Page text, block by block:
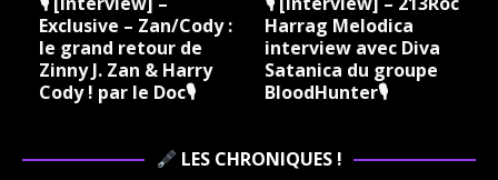
Exclusive – Zan/Cody :
le grand retour de
Zinny J. Zan & Harry
Cody ! par le Doc🎙
Harrag Melodica
interview avec Diva
Satanica du groupe
BloodHunter🎙
LES CHRONIQUES !